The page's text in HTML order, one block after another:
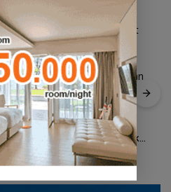
Wagub Nyanyang Salat
Iduladha Bersama
Masyarakat Lingga, Ajak
Perkuat Nilai Pengorbanan
dan Solidaritas